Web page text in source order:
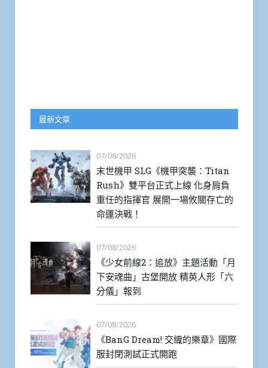
最新文章
07/08/2026
末世機甲 SLG《機甲突襲：Titan
Rush》雙平台正式上線 化身肩負
重任的指揮官 展開一場攸關存亡的
命運決戰！
07/08/2026
《少女前線2：追放》主題活動「月
下安魂曲」古堡開放 精英人形「六
分儀」報到
07/08/2026
《BanG Dream! 交織的樂章》國際
服封閉測試正式開跑